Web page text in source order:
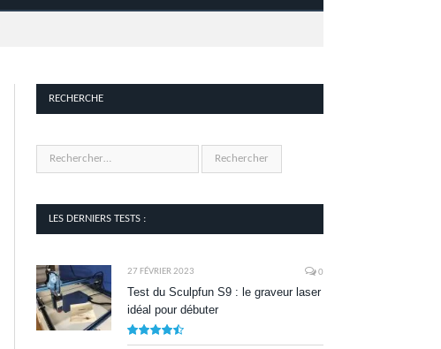
RECHERCHE
LES DERNIERS TESTS :
27 FÉVRIER 2023 0
Test du Sculpfun S9 : le graveur laser
idéal pour débuter